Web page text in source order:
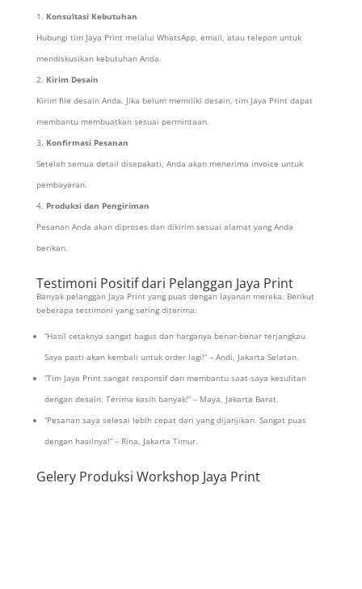
Konsultasi Kebutuhan
Hubungi tim Jaya Print melalui WhatsApp, email, atau telepon untuk
mendiskusikan kebutuhan Anda.
Kirim Desain
Kirim file desain Anda. Jika belum memiliki desain, tim Jaya Print dapat
membantu membuatkan sesuai permintaan.
Konfirmasi Pesanan
Setelah semua detail disepakati, Anda akan menerima invoice untuk
pembayaran.
Produksi dan Pengiriman
Pesanan Anda akan diproses dan dikirim sesuai alamat yang Anda
berikan.
Testimoni Positif dari Pelanggan Jaya Print
Banyak pelanggan Jaya Print yang puas dengan layanan mereka. Berikut
beberapa testimoni yang sering diterima:
“Hasil cetaknya sangat bagus dan harganya benar-benar terjangkau.
Saya pasti akan kembali untuk order lagi!” – Andi, Jakarta Selatan.
“Tim Jaya Print sangat responsif dan membantu saat saya kesulitan
dengan desain. Terima kasih banyak!” – Maya, Jakarta Barat.
“Pesanan saya selesai lebih cepat dari yang dijanjikan. Sangat puas
dengan hasilnya!” – Rina, Jakarta Timur.
Gelery Produksi Workshop Jaya Print